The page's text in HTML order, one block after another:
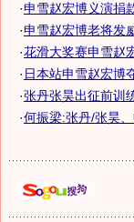
·申雪赵宏博义演捐
·申雪赵宏博老将发
·花滑大奖赛申雪赵
· 日本站申雪赵宏博
·张丹张昊出征前训
·何振梁:张丹/张昊